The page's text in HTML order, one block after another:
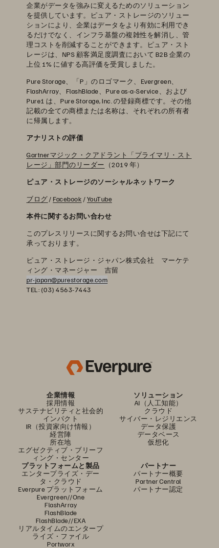
企業がデータを強みに変えるためのソリューション
を提供しています。ピュア・ストレージのソリュー
ションにより、企業はデータをより有効に利用でき
るだけでなく、インフラ基盤の複雑性を解消し、管
理コストを削減することができます。ピュア・スト
レージは、NPS 顧客満足度調査において B2B 企業の
上位 1% に値する高評価を受賞しました。
Pure Storage、「P」のロゴマーク、Evergreen、
FlashArray、FlashBlade、Pure as-a-Service、および
Pure1 は、Pure Storage, Inc. の登録商標です。その他
記載の全ての商標または名称は、それぞれの所有者
に帰属します。
アナリストの評価
Gartnerマジック・クアドラント「プライマリ・スト
レージ」部門のリーダー （2019 年）
ピュア・ストレージのソーシャルネットワーク
ブログ / Facebook /YouTube
本件に関するお問い合わせ
このプレスリリースに関するお問い合せは下記にて
承っております。
ピュア・ストレージ・ジャパン株式会社 マーケテ
ィング・マネージャー 吉留
pr-japan@purestorage.com
TEL: (03) 4563-7443
企業情報
採用情報
サステナビリティと社会的
インパクト
IR（投資家向け情報）
経営陣
所在地
エグゼクティブ・ブリーフ
ィング・センター
ソリューション
AI（人工知能）
クラウド
サイバー・レジリエンス
データ保護
データベース
仮想化
プラットフォームと製品
エンタープライズ・デー
タ・クラウド
Everpure プラットフォーム
Evergreen//One
FlashArray
FlashBlade
FlashBlade//EXA
リアルタイムのエンタープ
ライズ・ファイル
Portworx
パートナー
パートナー概要
Partner Central
パートナー認定